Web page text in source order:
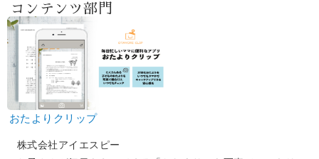
コンテンツ部門
おたよりクリップ
株式会社アイエスピー